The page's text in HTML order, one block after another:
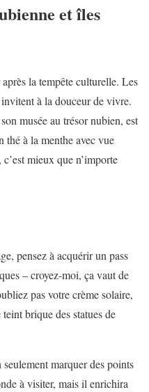
et îles
la tempête culturelle. Les
à la douceur de vivre.
musée au trésor nubien, est
thé à la menthe avec vue
mieux que n’importe
pensez à acquérir un pass
– croyez-moi, ça vaut de
pas votre crème solaire,
brique des statues de
marquer des points
à visiter, mais il enrichira